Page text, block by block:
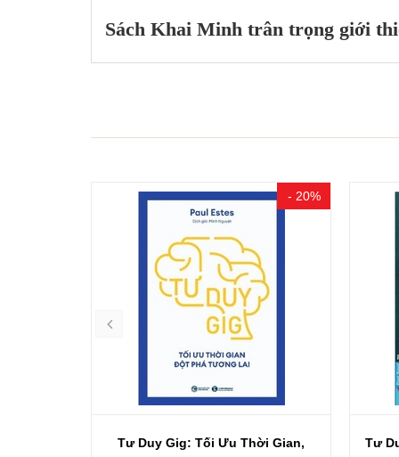
Sách Khai Minh trân trọng giới
- 20%
Tư Duy Gig: Tối Ưu Thời Gian,
Tư